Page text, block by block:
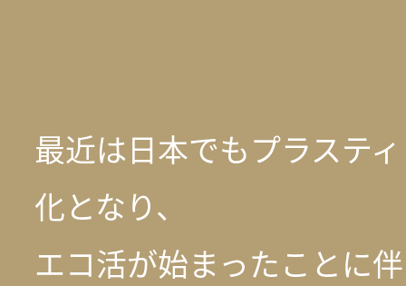
最近は日本でもプラステ
化となり、
エコ活が始まったことに